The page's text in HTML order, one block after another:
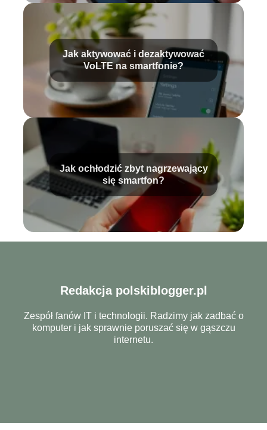
Jak aktywować i dezaktywować
VoLTE na smartfonie?
Jak ochłodzić zbyt nagrzewający
się smartfon?
Redakcja polskiblogger.pl
Zespół fanów IT i technologii. Radzimy jak zadbać o
komputer i jak sprawnie poruszać się w gąszczu
internetu.